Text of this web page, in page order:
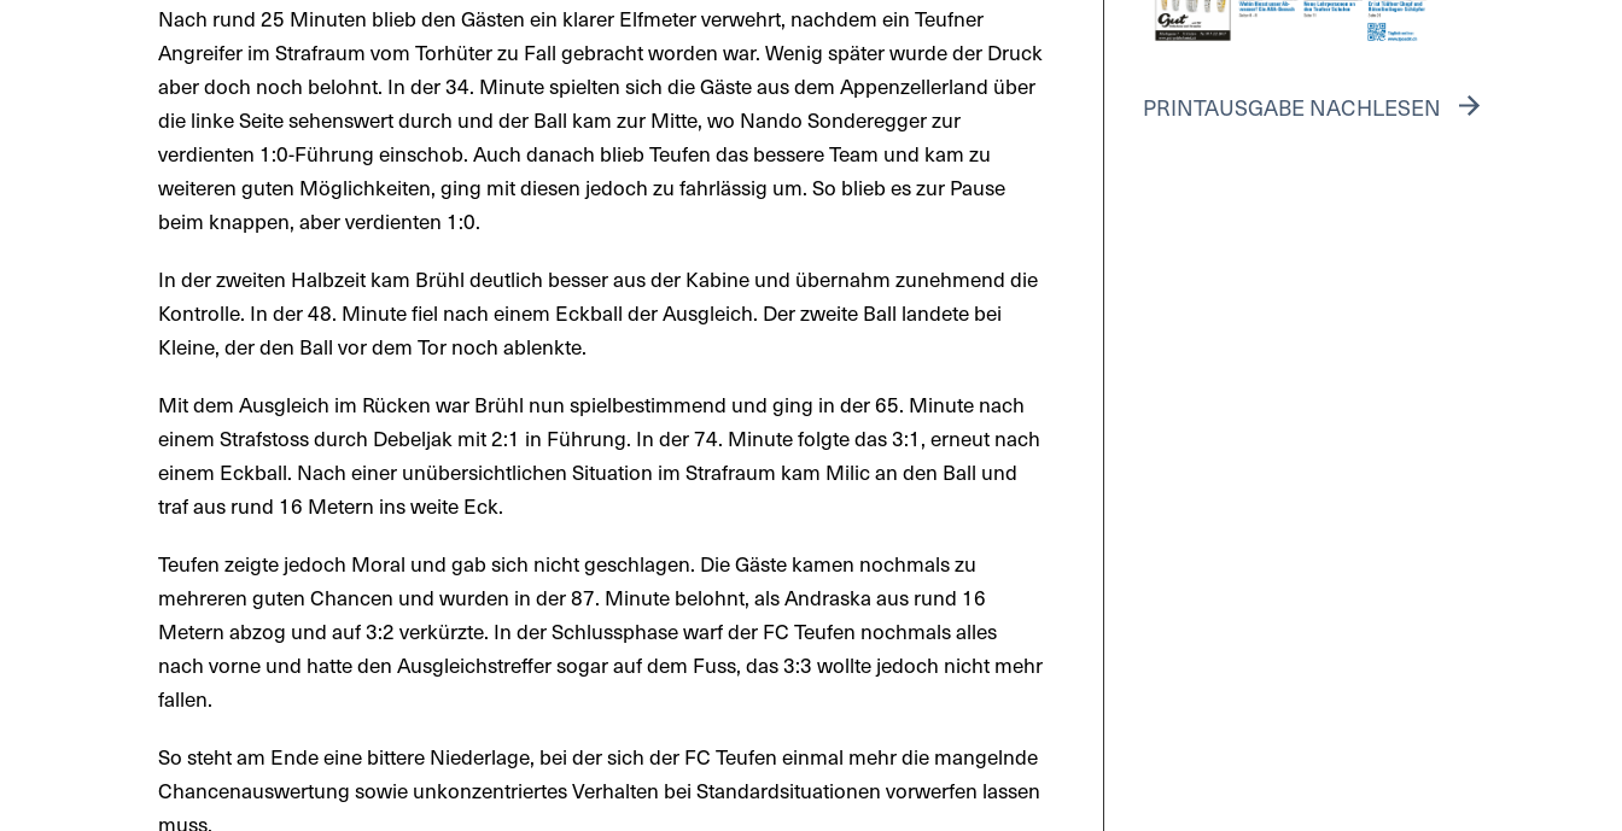
Nach rund 25 Minuten blieb den Gästen ein klarer Elfmeter verwehrt, nachdem ein Teufner
Angreifer im Strafraum vom Torhüter zu Fall gebracht worden war. Wenig später wurde der Druck
aber doch noch belohnt. In der 34. Minute spielten sich die Gäste aus dem Appenzellerland über
die linke Seite sehenswert durch und der Ball kam zur Mitte, wo Nando Sonderegger zur
verdienten 1:0-Führung einschob. Auch danach blieb Teufen das bessere Team und kam zu
weiteren guten Möglichkeiten, ging mit diesen jedoch zu fahrlässig um. So blieb es zur Pause
beim knappen, aber verdienten 1:0.
In der zweiten Halbzeit kam Brühl deutlich besser aus der Kabine und übernahm zunehmend die
Kontrolle. In der 48. Minute fiel nach einem Eckball der Ausgleich. Der zweite Ball landete bei
Kleine, der den Ball vor dem Tor noch ablenkte.
Mit dem Ausgleich im Rücken war Brühl nun spielbestimmend und ging in der 65. Minute nach
einem Strafstoss durch Debeljak mit 2:1 in Führung. In der 74. Minute folgte das 3:1, erneut nach
einem Eckball. Nach einer unübersichtlichen Situation im Strafraum kam Milic an den Ball und
traf aus rund 16 Metern ins weite Eck.
Teufen zeigte jedoch Moral und gab sich nicht geschlagen. Die Gäste kamen nochmals zu
mehreren guten Chancen und wurden in der 87. Minute belohnt, als Andraska aus rund 16
Metern abzog und auf 3:2 verkürzte. In der Schlussphase warf der FC Teufen nochmals alles
nach vorne und hatte den Ausgleichstreffer sogar auf dem Fuss, das 3:3 wollte jedoch nicht mehr
fallen.
So steht am Ende eine bittere Niederlage, bei der sich der FC Teufen einmal mehr die mangelnde
Chancenauswertung sowie unkonzentriertes Verhalten bei Standardsituationen vorwerfen lassen
muss.
PRINTAUSGABE NACHLESEN